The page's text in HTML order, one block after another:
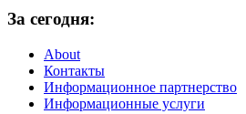
За сегодня:
About
Контакты
Информационное партнерство
Информационные услуги